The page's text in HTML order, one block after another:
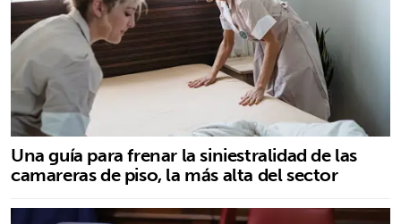
Una guía para frenar la siniestralidad de las
camareras de piso, la más alta del sector